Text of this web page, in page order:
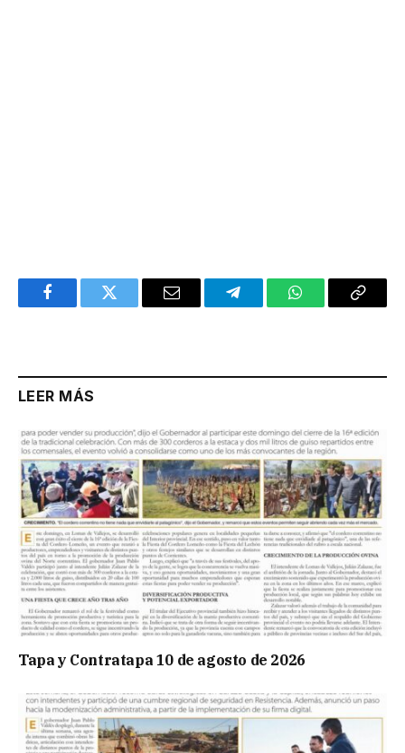
FacebookTwitter Email TelegramWhatsAppCopy
LEER MÁS
Tapa y Contratapa 10 de agosto de 2026